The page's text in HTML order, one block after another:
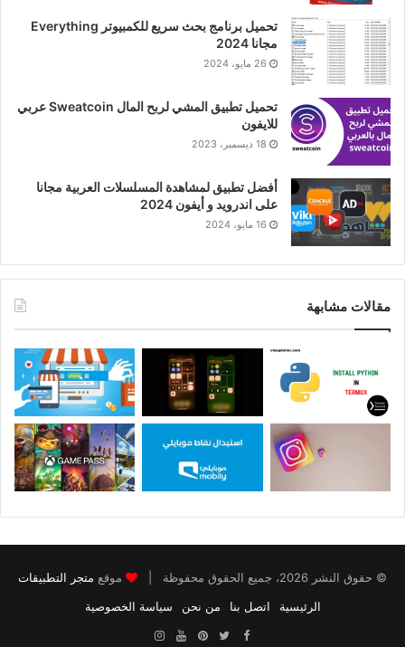
تحميل برنامج بحث سريع للكمبيوتر Everything
مجانا 2024
26 مايو، 2024
تحميل تطبيق المشي لربح المال Sweatcoin عربي
للايفون
18 ديسمبر، 2023
أفضل تطبيق لمشاهدة المسلسلات العربية مجانا
على اندرويد و أيفون 2024
16 مايو، 2024
مقالات مشابهة
© حقوق النشر 2026، جميع الحقوق محفوظة | موقع متجر التطبيقات
الرئيسية
اتصل بنا من نحن سياسة الخصوصية